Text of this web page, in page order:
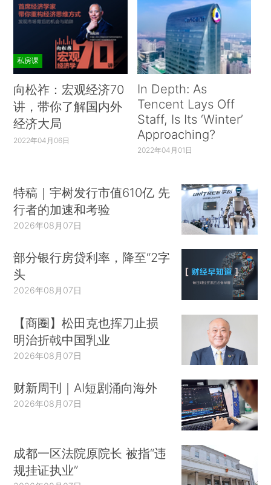
私房课
向松祚：宏观经济70
讲，带你了解国内外
经济大局
2022年04月06日
In Depth: As
Tencent Lays Off
Staff, Is Its ‘Winter’
Approaching?
2022年04月01日
特稿｜宇树发行市值610亿 先
行者的加速和考验
2026年08月07日
部分银行房贷利率，降至“2字
头
2026年08月07日
【商圈】松田克也挥刀止损
明治折戟中国乳业
2026年08月07日
财新周刊｜AI短剧涌向海外
2026年08月07日
成都一区法院原院长 被指“违
规挂证执业”